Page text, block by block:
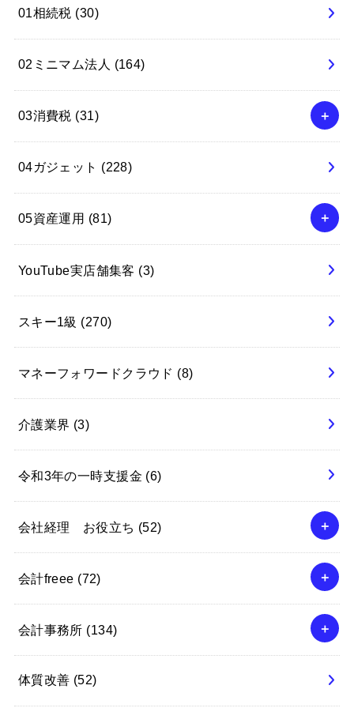
01相続税 (30)
02ミニマム法人 (164)
03消費税 (31)
04ガジェット (228)
05資産運用 (81)
YouTube実店舗集客 (3)
スキー1級 (270)
マネーフォワードクラウド (8)
介護業界 (3)
令和3年の一時支援金 (6)
会社経理 お役立ち (52)
会計freee (72)
会計事務所 (134)
体質改善 (52)